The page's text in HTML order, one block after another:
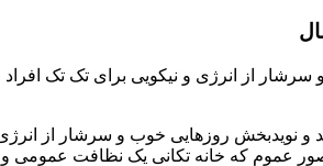
از انرژی و نیکویی برای تک تک
نویدبخش روزهایی خوب و سرشار از
عموم که خانه تکانی یک نظافت عمومی و